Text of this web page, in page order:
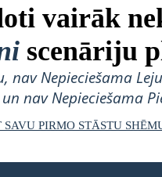
vairāk
scenāriju
nav Nepieciešama
nav Nepieciešama
PIRMO STĀSTU